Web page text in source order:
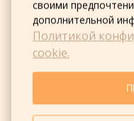
своими
дополнительной
Политикой
cookie.